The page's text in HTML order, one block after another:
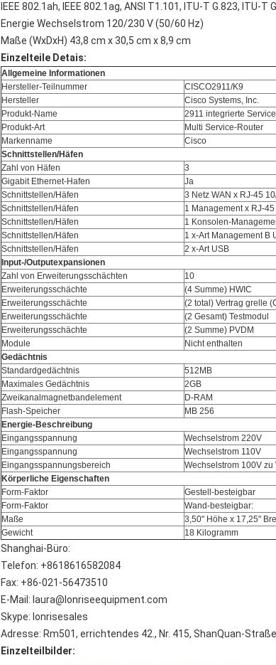
IEEE 802.1ah, IEEE 802.1ag, ANSI T1.101, ITU-T G.823, ITU-T
Energie Wechselstrom 120/230 V (50/60 Hz)
Maße (WxDxH) 43,8 cm x 30,5 cm x 8,9 cm
Einzelteile Detais:
Allgemeine Informationen
Hersteller-Teilnummer
CISCO2911/K9
Hersteller
Cisco Systems, Inc.
Produkt-Name
2911 integrierte
Produkt-Art
Multi Service-Router
Markenname
Cisco
Schnittstellen/Häfen
Zahl von Häfen
3
Gigabit Ethernet-Hafen
Ja
Schnittstellen/Häfen
3 Netz WAN x RJ-45
Schnittstellen/Häfen
1 Management x RJ-
Schnittstellen/Häfen
1 Konsolen-
Schnittstellen/Häfen
1 x-Art Management B
Schnittstellen/Häfen
2 x-Art USB
Input-/Outputexpansionen
Zahl von Erweiterungsschächten
10
Erweiterungsschächte
(4 Summe) HWIC
Erweiterungsschächte
(2 total) Vertrag grelle
Erweiterungsschächte
(2 Gesamt) Testmodul
Erweiterungsschächte
(2 Summe) PVDM
Module
Nicht enthalten
Gedächtnis
Standardgedächtnis
512MB
Maximales Gedächtnis
2GB
Zweikanalmagnetbandelement
D-RAM
Flash-Speicher
MB 256
Energie-Beschreibung
Eingangsspannung
Wechselstrom 220V
Eingangsspannung
Wechselstrom 110V
Eingangsspannungsbereich
Wechselstrom 100V
Körperliche Eigenschaften
Form-Faktor
Gestell-besteigbar
Form-Faktor
Wand-besteigbar:
Maße
3,50" Höhe x 17,25"
Gewicht
18 Kilogramm
Shanghai-Büro:
Telefon: +8618616582084
Fax: +86-021-56473510
E-Mail: laura@lonriseequipment.com
Skype: lonrisesales
Adresse: Rm501, errichtendes 42., Nr. 415, ShanQuan-
Einzelteilbilder: